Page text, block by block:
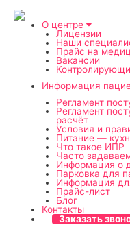
О центре
Лицензии
Наши
Прайс на
Вакансии
Информация
Регламент
Регламент
расчёт
Условия и
Питание —
Что такое ИПР
Часто
Информация о
Парковка для
Информация
Прайс-лист
Блог
Контакты
Заказать